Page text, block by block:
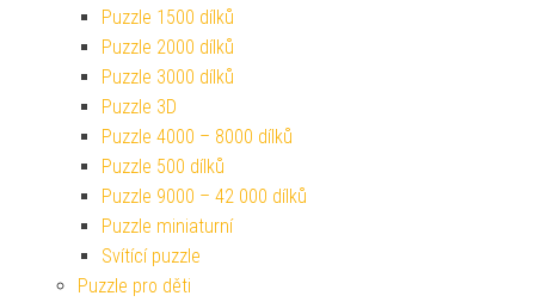
Puzzle 1500 dílků
Puzzle 2000 dílků
Puzzle 3000 dílků
Puzzle 3D
Puzzle 4000 – 8000 dílků
Puzzle 500 dílků
Puzzle 9000 – 42 000 dílků
Puzzle miniaturní
Svítící puzzle
Puzzle pro děti